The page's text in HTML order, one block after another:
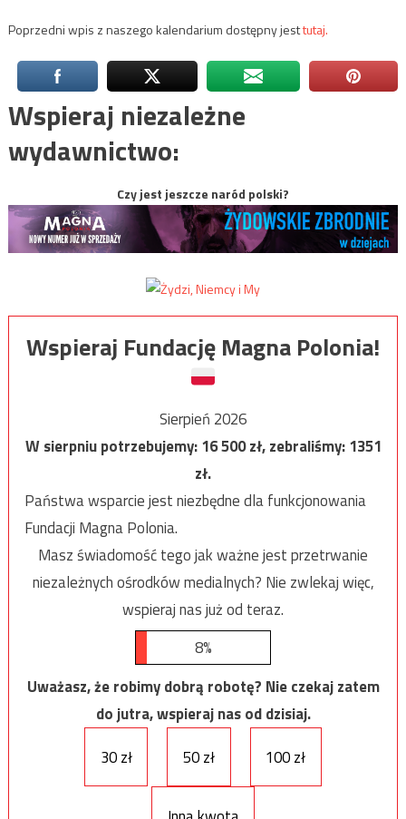
Poprzedni wpis z naszego kalendarium dostępny jesttutaj.
Wspieraj niezależne
wydawnictwo:
Czy jest jeszcze naród polski?
Wspieraj Fundację Magna Polonia!
Sierpień 2026
W sierpniu potrzebujemy:16 500zł, zebraliśmy:1351
zł.
Państwa wsparcie jest niezbędne dla funkcjonowania
Fundacji Magna Polonia.
Masz świadomość tego jak ważne jest przetrwanie
niezależnych ośrodków medialnych? Nie zwlekaj więc,
wspieraj nas już od teraz.
8%
Uważasz, że robimy dobrą robotę? Nie czekaj zatem
do jutra, wspieraj nas od dzisiaj.
30 zł
50 zł 100 zł